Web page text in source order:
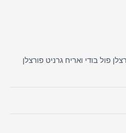
פול בודי ואריח גרניט פורצלן